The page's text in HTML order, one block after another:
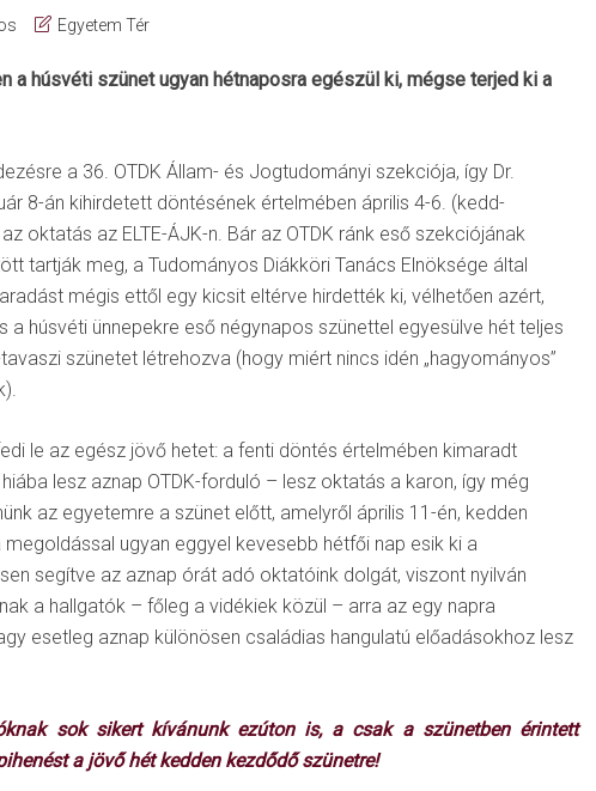
Egyetem Tér
a húsvéti szünet ugyan hétnaposra egészül ki, mégse terjed ki a
a 36. OTDK Állam- és Jogtudományi szekciója, így Dr.
8-án kihirdetett döntésének értelmében április 4-6. (kedd-
oktatás az ELTE-ÁJK-n. Bár az OTDK ránk eső szekciójának
tartják meg, a Tudományos Diákköri Tanács Elnöksége által
mégis ettől egy kicsit eltérve hirdették ki, vélhetően azért,
a húsvéti ünnepekre eső négynapos szünettel egyesülve hét teljes
szünetet létrehozva (hogy miért nincs idén „hagyományos”
le az egész jövő hetet: a fenti döntés értelmében kimaradt
lesz aznap OTDK-forduló – lesz oktatás a karon, így még
az egyetemre a szünet előtt, amelyről április 11-én, kedden
ugyan eggyel kevesebb hétfői nap esik ki a
segítve az aznap órát adó oktatóink dolgát, viszont nyilván
a hallgatók – főleg a vidékiek közül – arra az egy napra
esetleg aznap különösen családias hangulatú előadásokhoz lesz
sok sikert kívánunk ezúton is, a csak a szünetben érintett
a jövő hét kedden kezdődő szünetre!